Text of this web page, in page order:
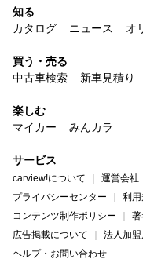
知る
カタログ
ニュース オ
買う・売る
中古車検索
新車見積り
楽しむ
マイカー
みんカラ
サービス
carview!について 運営会社
プライバシーセンター
利
コンテンツ制作ポリシー
広告掲載について
法人加
ヘルプ・お問い合わせ